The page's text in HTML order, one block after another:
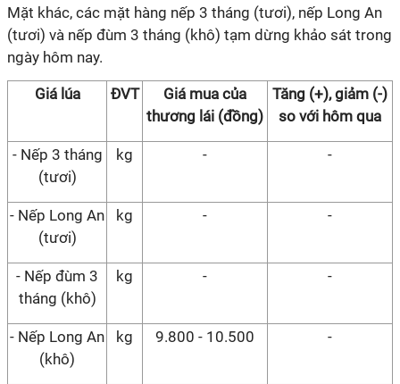
Mặt khác, các mặt hàng nếp 3 tháng (tươi), nếp Long An
(tươi) và nếp đùm 3 tháng (khô) tạm dừng khảo sát trong
ngày hôm nay.
Giá lúa ĐVT
Giá mua của
thương lái (đồng)
Tăng (+), giảm (-)
so với hôm qua
- Nếp 3 tháng
(tươi)
kg - -
- Nếp Long An
(tươi)
kg - -
- Nếp đùm 3
tháng (khô)
kg - -
- Nếp Long An
(khô)
kg 9.800 - 10.500 -